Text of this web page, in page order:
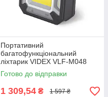
Портативний
багатофункціональний
ліхтарик VIDEX VLF-M048
1500Lm 5000K
Готово до відправки
1 309,54 ₴ 1 597 ₴